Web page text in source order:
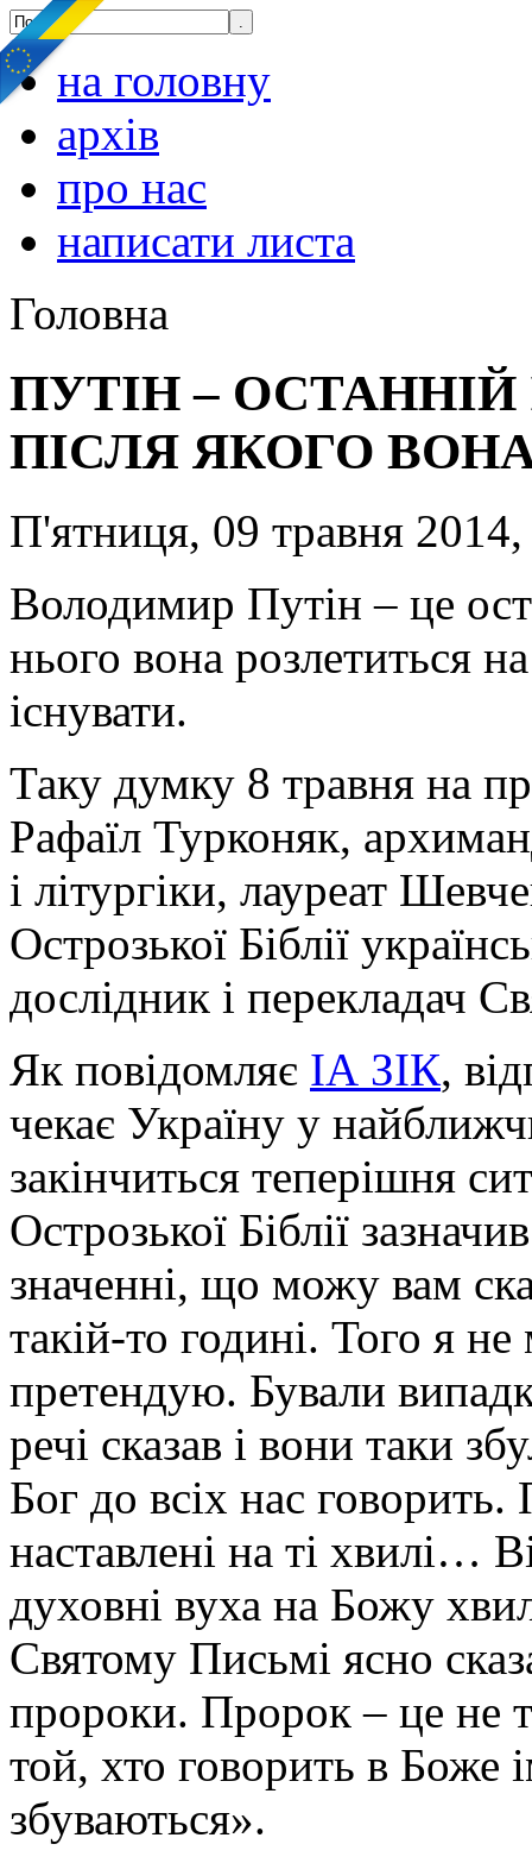
на головну
архів
про нас
написати листа
Головна
ПУТІН – ОСТАННІЙ
ПІСЛЯ ЯКОГО
П'ятниця, 09 травня
Володимир Путін – це
нього вона розлетиться
існувати.
Таку думку 8 травня на
Рафаїл Турконяк,
і літургіки, лауреат
Острозької Біблії
дослідник і перекладач
Як повідомляє ІА ЗІК,
чекає Україну у
закінчиться теперішня
Острозької Біблії
значенні, що можу вам
такій-то годині. Того я
претендую. Бували
речі сказав і вони таки
Бог до всіх нас
наставлені на ті хвилі…
духовні вуха на Божу
Святому Письмі ясно
пророки. Пророк – це не
той, хто говорить в Боже
збуваються».